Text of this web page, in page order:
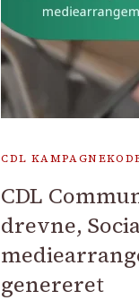
CDL
CDL
drevne,
genereret